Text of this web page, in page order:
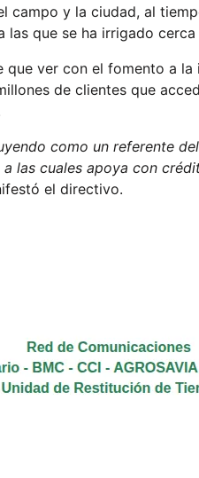
y la ciudad, al
que se ha irrigado
ver con el fomento a
de clientes que
como un referente
las cuales apoya con
el directivo.